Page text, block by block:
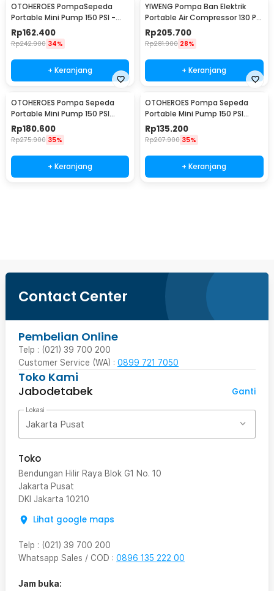
OTOHEROES PompaSepeda
Portable Mini Pump 150 PSI -
WY-006
Rp162.400
Rp242.900 34%
+ Keranjang
YIWENG Pompa Ban Elektrik
Portable Air Compressor 130 PSI
4000mAh - CX-229
Rp205.700
Rp281.900 28%
+ Keranjang
OTOHEROES Pompa Sepeda
Portable Mini Pump 150 PSI
Digital - ST-5523
Rp180.600
Rp275.900 35%
+ Keranjang
OTOHEROES Pompa Sepeda
Portable Mini Pump 150 PSI
Analog - ST-5523
Rp135.200
Rp207.900 35%
+ Keranjang
Contact Center
Pembelian Online
Telp : (021) 39 700 200
Customer Service (WA) : 0899 721 7050
Toko Kami
Jabodetabek
Ganti
Lokasi
Jakarta Pusat
Toko
Bendungan Hilir Raya Blok G1 No. 10
Jakarta Pusat
DKI Jakarta 10210
Lihat google maps
Telp : (021) 39 700 200
Whatsapp Sales / COD : 0896 135 222 00
Jam buka: